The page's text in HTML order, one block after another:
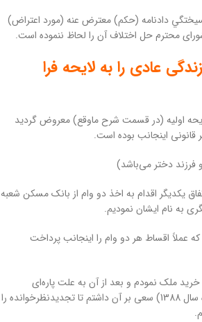
دادنامه (حکم) معترض عنه (مورد اعتراض)
محترم حل اختلاف آن را لحاظ ننموده است.
عادی را به لایحه فرا
اولیه (در قسمت شرح ماوقع) معروض گردید
قانونی اینجانب بوده است.
دختر می‌باشد)
یکدیگر اقدام به اخذ دو وام از بانک مسکن شعبه
به نام ایشان نمودیم.
عملاً اقساط هر دو وام را اینجانب پرداخت
خرید ملک نمودم و بعد از آن به علت پاره‌ای
اختلافات وقت (حدود مهرماه سال 1388) سعی بر آن داشتم تا تجدیدنظرخوانده را